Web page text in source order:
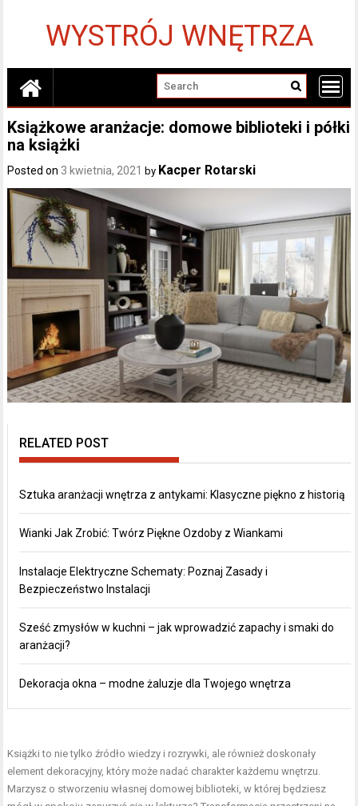
WYSTRÓJ WNĘTRZA
Książkowe aranżacje: domowe biblioteki i półki
na książki
Posted on 3 kwietnia, 2021 by Kacper Rotarski
RELATED POST
Sztuka aranżacji wnętrza z antykami: Klasyczne piękno z historią
Wianki Jak Zrobić: Twórz Piękne Ozdoby z Wiankami
Instalacje Elektryczne Schematy: Poznaj Zasady i
Bezpieczeństwo Instalacji
Sześć zmysłów w kuchni – jak wprowadzić zapachy i smaki do
aranżacji?
Dekoracja okna – modne żaluzje dla Twojego wnętrza
Książki to nie tylko źródło wiedzy i rozrywki, ale również doskonały
element dekoracyjny, który może nadać charakter każdemu wnętrzu.
Marzysz o stworzeniu własnej domowej biblioteki, w której będziesz